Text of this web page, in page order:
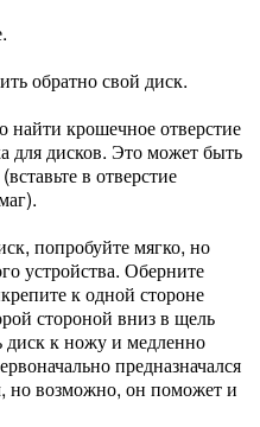
обратно свой диск.
крошечное отверстие
для дисков. Это может быть
в отверстие
попробуйте мягко, но
устройства. Оберните
к одной стороне
стороной вниз в щель
диск к ножу и медленно
предназначался
но возможно, он поможет и